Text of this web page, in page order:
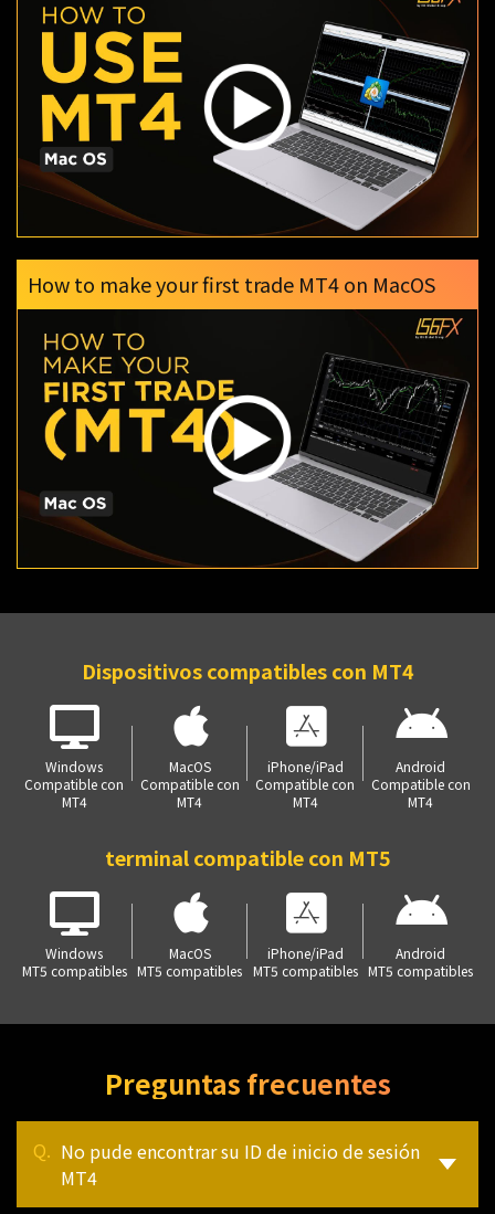
How to make your first trade MT4 on MacOS
Dispositivos compatibles con MT4
Windows
Compatible con
MT4
MacOS
Compatible con
MT4
iPhone/iPad
Compatible con
MT4
Android
Compatible con
MT4
terminal compatible con MT5
Windows
MT5 compatibles
MacOS
MT5 compatibles
iPhone/iPad
MT5 compatibles
Android
MT5 compatibles
Preguntas frecuentes
No pude encontrar su ID de inicio de sesión
MT4